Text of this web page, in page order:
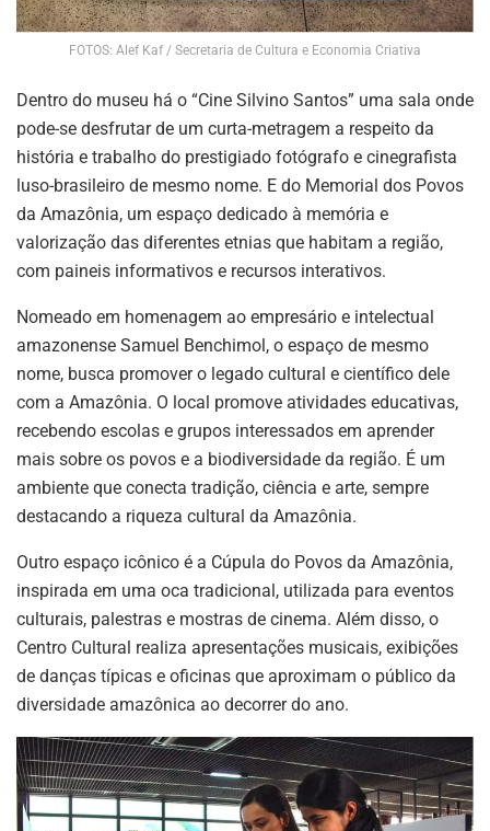
FOTOS: Alef Kaf / Secretaria de Cultura e Economia Criativa
Dentro do museu há o “Cine Silvino Santos” uma sala onde
pode-se desfrutar de um curta-metragem a respeito da
história e trabalho do prestigiado fotógrafo e cinegrafista
luso-brasileiro de mesmo nome. E do Memorial dos Povos
da Amazônia, um espaço dedicado à memória e
valorização das diferentes etnias que habitam a região,
com paineis informativos e recursos interativos.
Nomeado em homenagem ao empresário e intelectual
amazonense Samuel Benchimol, o espaço de mesmo
nome, busca promover o legado cultural e científico dele
com a Amazônia. O local promove atividades educativas,
recebendo escolas e grupos interessados em aprender
mais sobre os povos e a biodiversidade da região. É um
ambiente que conecta tradição, ciência e arte, sempre
destacando a riqueza cultural da Amazônia.
Outro espaço icônico é a Cúpula do Povos da Amazônia,
inspirada em uma oca tradicional, utilizada para eventos
culturais, palestras e mostras de cinema. Além disso, o
Centro Cultural realiza apresentações musicais, exibições
de danças típicas e oficinas que aproximam o público da
diversidade amazônica ao decorrer do ano.